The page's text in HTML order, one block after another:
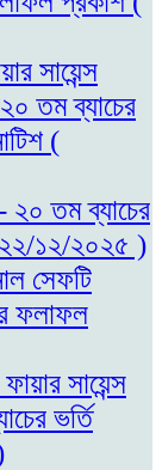
সায়েন্স
তম ব্যাচের
(
২০ তম ব্যাচের
২২/১২/২০২৫ )
সেফটি
ফলাফল
সায়েন্স
ভর্তি